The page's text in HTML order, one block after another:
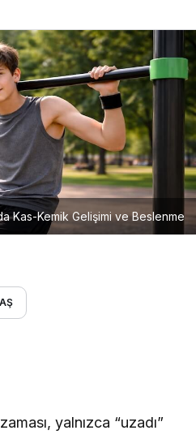
Kas-Kemik Gelişimi ve Beslenme
yalnızca “uzadı”